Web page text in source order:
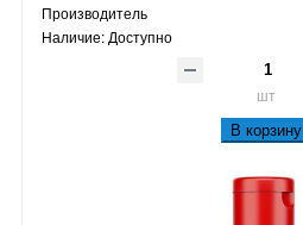
Производитель
Наличие: Доступно
шт
В корзину